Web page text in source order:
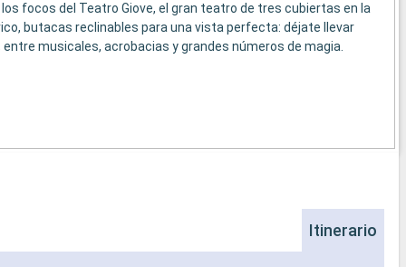
focos del Teatro Giove, el gran teatro de tres cubiertas en la
butacas reclinables para una vista perfecta: déjate llevar
musicales, acrobacias y grandes números de magia.
Itinerario